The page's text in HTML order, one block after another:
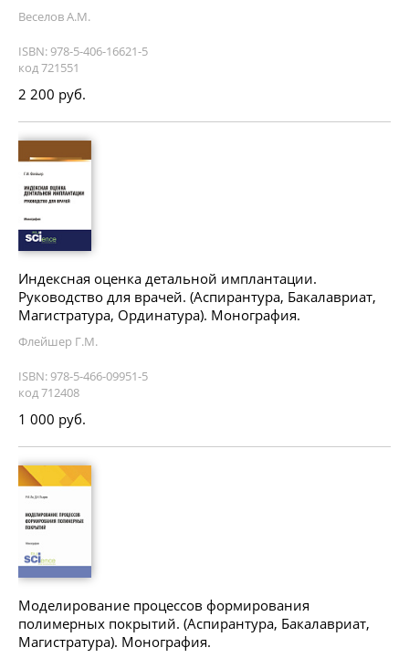
Веселов А.М.
ISBN: 978-5-406-16621-5
код 721551
2 200 руб.
Индексная оценка детальной имплантации.
Руководство для врачей. (Аспирантура, Бакалавриат,
Магистратура, Ординатура). Монография.
Флейшер Г.М.
ISBN: 978-5-466-09951-5
код 712408
1 000 руб.
Моделирование процессов формирования
полимерных покрытий. (Аспирантура, Бакалавриат,
Магистратура). Монография.